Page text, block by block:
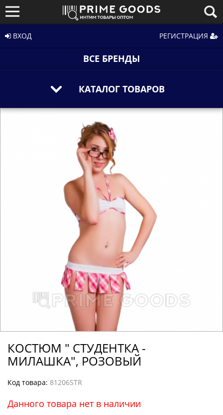
ВХОД РЕГИСТРАЦИЯ
ВСЕ БРЕНДЫ
КАТАЛОГ ТОВАРОВ
КОСТЮМ " СТУДЕНТКА -
МИЛАШКА", РОЗОВЫЙ
Код товара: 81206STR
Данного товара нет в наличии